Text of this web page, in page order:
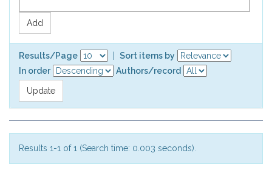
Results/Page
Sort items by
In order
Authors/record
Results 1-1 of 1 (Search time: 0.003 seconds).